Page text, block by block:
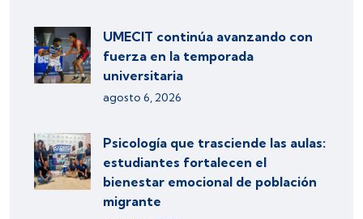
UMECIT continúa avanzando con
fuerza en la temporada
universitaria
agosto 6, 2026
Psicología que trasciende las aulas:
estudiantes fortalecen el
bienestar emocional de población
migrante